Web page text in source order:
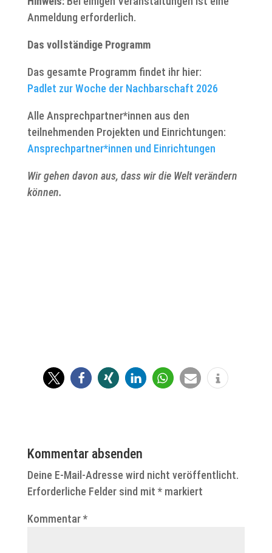
Anmeldung erforderlich.
Das vollständige Programm
Das gesamte Programm findet ihr hier:
Padlet zur Woche der Nachbarschaft 2026
Alle Ansprechpartner*innen aus den
teilnehmenden Projekten und Einrichtungen:
Ansprechpartner*innen und Einrichtungen
Wir gehen davon aus, dass wir die Welt verändern
können.
Kommentar absenden
Deine E-Mail-Adresse wird nicht veröffentlicht.
Erforderliche Felder sind mit *markiert
Kommentar*